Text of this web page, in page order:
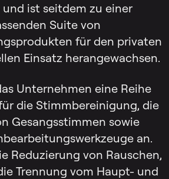
und ist seitdem zu einer
Suite von
für den privaten
Einsatz herangewachsen.
Unternehmen eine Reihe
die Stimmbereinigung, die
Gesangsstimmen sowie
an.
Reduzierung von Rauschen,
Trennung vom Haupt- und